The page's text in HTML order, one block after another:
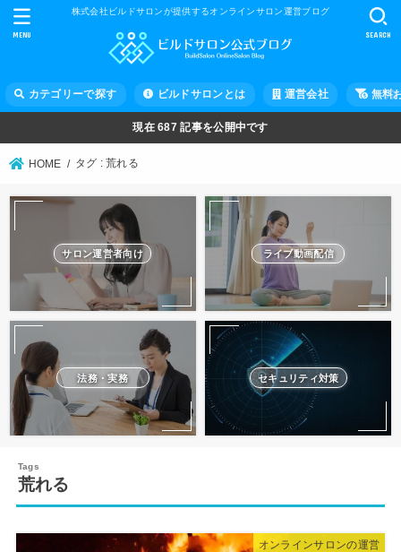
株式会社ビルドサロンが提供するオンラインサロン運営ブログ
カテゴリーで探す ビルドサロンとは 運営会社 無料
SEARCH
MENU
現在687 記事を公開中です
HOME タグ : 荒れる
サロン運営者向け ライブ動画配信
法務・実務 セキュリティ対策
荒れる
オンラインサロンの運営